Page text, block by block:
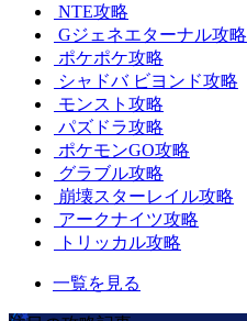
NTE攻略
Gジェネエターナル攻略
ポケポケ攻略
シャドバ ビヨンド攻略
モンスト攻略
パズドラ攻略
ポケモンGO攻略
グラブル攻略
崩壊スターレイル攻略
アークナイツ攻略
トリッカル攻略
一覧を見る